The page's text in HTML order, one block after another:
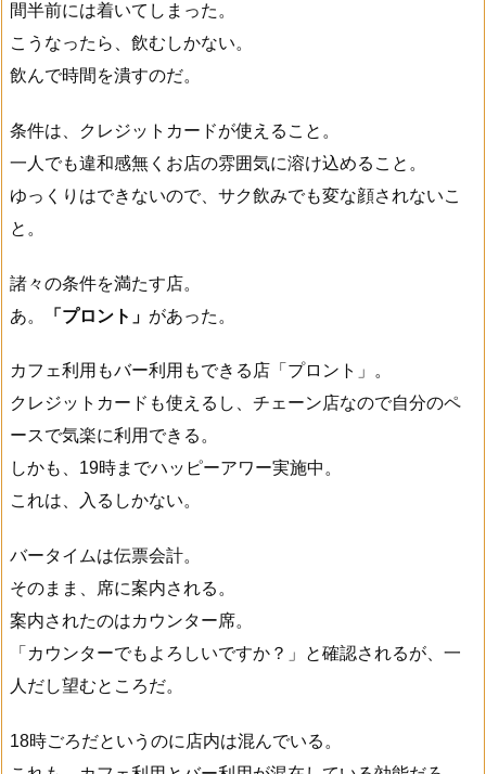
間半前には着いてしまった。
こうなったら、飲むしかない。
飲んで時間を潰すのだ。
条件は、クレジットカードが使えること。
一人でも違和感無くお店の雰囲気に溶け込めること。
ゆっくりはできないので、サク飲みでも変な顔されないこ
と。
諸々の条件を満たす店。
あ。
「プロント」 があった。
カフェ利用もバー利用もできる店「プロント」。
クレジットカードも使えるし、チェーン店なので自分のペ
ースで気楽に利用できる。
しかも、19時までハッピーアワー実施中。
これは、入るしかない。
バータイムは伝票会計。
そのまま、席に案内される。
案内されたのはカウンター席。
「カウンターでもよろしいですか？」と確認されるが、一
人だし望むところだ。
18時ごろだというのに店内は混んでいる。